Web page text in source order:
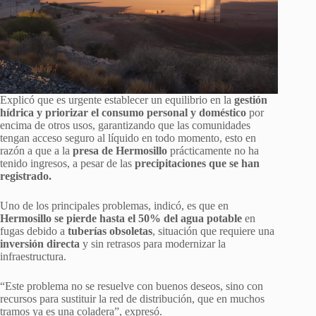
Explicó que es urgente establecer un equilibrio en la gestión
hídrica y priorizar el consumo personal y doméstico por
encima de otros usos, garantizando que las comunidades
tengan acceso seguro al líquido en todo momento, esto en
razón a que a la presa de Hermosillo prácticamente no ha
tenido ingresos, a pesar de las precipitaciones que se han
registrado.
Uno de los principales problemas, indicó, es que en
Hermosillo se pierde hasta el 50% del agua potable en
fugas debido a tuberías obsoletas, situación que requiere una
inversión directa y sin retrasos para modernizar la
infraestructura.
“Este problema no se resuelve con buenos deseos, sino con
recursos para sustituir la red de distribución, que en muchos
tramos ya es una coladera”, expresó.